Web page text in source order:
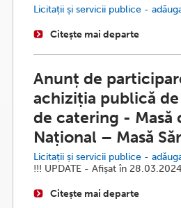
Licitații și servicii publice -
Citește mai departe
Anunț de
achiziția publică
de catering - Masă
Național – Masă
Licitații și servicii publice -
!!! UPDATE - Afișat în
Citește mai departe